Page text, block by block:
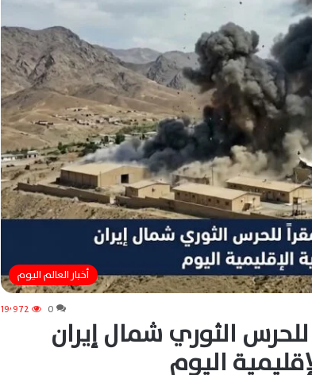
أخبار العالم اليوم
0 19٬972
الثوري شمال إيران
اليوم